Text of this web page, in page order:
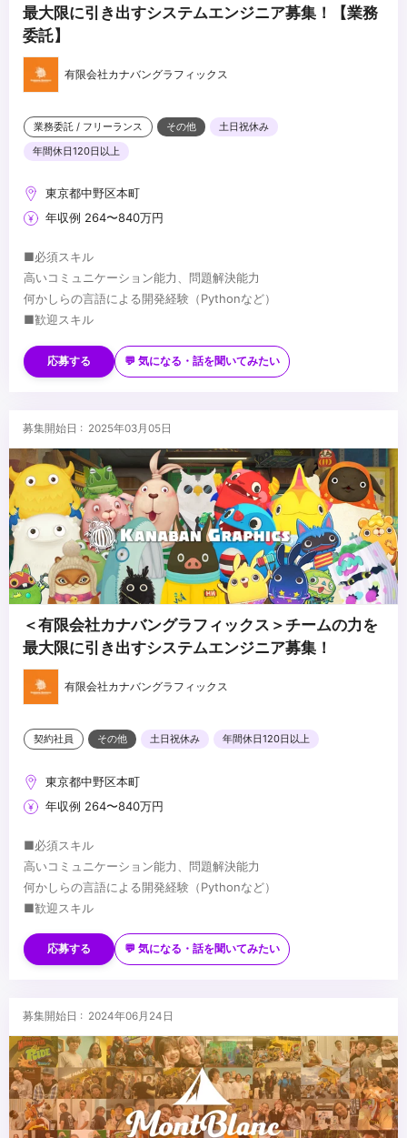
最大限に引き出すシステムエンジニア募集！【業務
委託】
有限会社カナバングラフィックス
業務委託 / フリーランス その他
土日祝休み
年間休日120日以上
東京都中野区本町
年収例 264〜840万円
■必須スキル
高いコミュニケーション能力、問題解決能力
何かしらの言語による開発経験（Pythonなど）
■歓迎スキル
Python2.x/3.xに精通している
PySide/PyQtによるGUIツールの作成経験
Mayaのツール開発
アニメーションワークフローの理解
Deadline
...
応募する 💬 気になる・話を聞いてみたい
募集開始日 : 2025年03月05日
＜有限会社カナバングラフィックス＞チームの力を
最大限に引き出すシステムエンジニア募集！
有限会社カナバングラフィックス
契約社員 その他 土日祝休み 年間休日120日以上
東京都中野区本町
年収例 264〜840万円
■必須スキル
高いコミュニケーション能力、問題解決能力
何かしらの言語による開発経験（Pythonなど）
■歓迎スキル
Python2.x/3.xに精通している
PySide/PyQtによるGUIツールの作成経験
Mayaのツール開発
バージョン管理フローの理解
アニメーションワークフローの理解
Deadline
...
応募する 💬 気になる・話を聞いてみたい
募集開始日 : 2024年06月24日